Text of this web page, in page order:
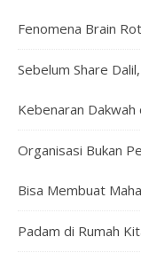
Fenomena Brain Rot
Sebelum Share
Kebenaran Dakwah
Organisasi Bukan
Bisa Membuat
Padam di Rumah